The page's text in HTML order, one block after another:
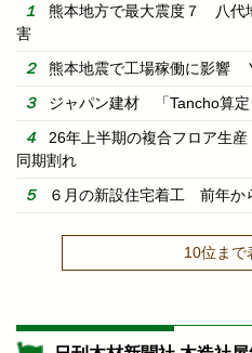
熊本地方で最大震度７ 八代
害
熊本地震で工場稼働に影響
ジャパン建材 「Tancho算定
26年上半期の複合フロア生
同期割れ
６月の新設住宅着工 前年か
10位まで